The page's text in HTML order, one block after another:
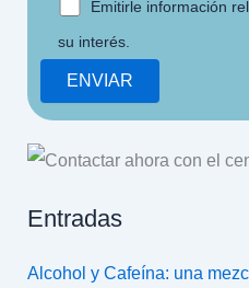
Emitirle información
su interés.
Entradas
Alcohol y Cafeína: una